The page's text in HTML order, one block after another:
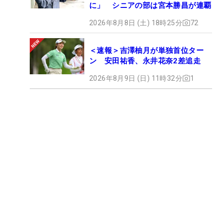
に」 シニアの部は宮本勝昌が連覇
2026年8月8日 (土) 18時25分 72
＜速報＞吉澤柚月が単独首位ター
ン 安田祐香、永井花奈2差追走
2026年8月9日 (日) 11時32分 1